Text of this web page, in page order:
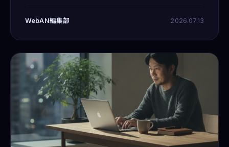
WebAN編集部 2026.07.13